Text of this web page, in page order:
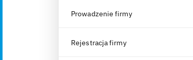
Prowadzenie firmy
Rejestracja firmy